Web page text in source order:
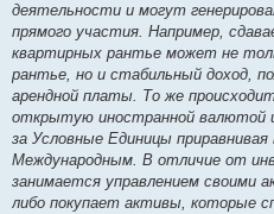
деятельности и могут
прямого участия. Например,
квартирных рантье может не
рантье, но и стабильный доход,
арендной платы. То же
открытую иностранной валютой
за Условные Единицы
Международным. В отличие от
занимается управлением своими
либо покупает активы, которые